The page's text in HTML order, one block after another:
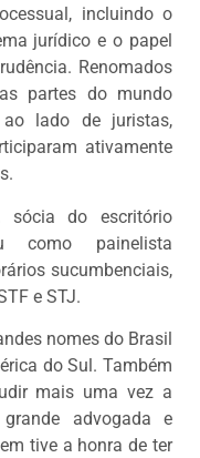
incluindo o
jurídico e o papel
Renomados
partes do mundo
ao lado de juristas,
ativamente
sócia do escritório
como painelista
sucumbenciais,
e STJ.
nomes do Brasil
do Sul. Também
mais uma vez a
advogada e
tive a honra de ter